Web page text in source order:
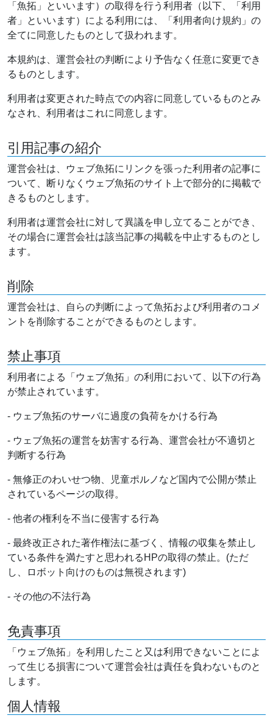
「魚拓」といいます）の取得を行う利用者（以下、「利用
者」といいます）による利用には、「利用者向け規約」の
全てに同意したものとして扱われます。
本規約は、運営会社の判断により予告なく任意に変更でき
るものとします。
利用者は変更された時点での内容に同意しているものとみ
なされ、利用者はこれに同意します。
引用記事の紹介
運営会社は、ウェブ魚拓にリンクを張った利用者の記事に
ついて、断りなくウェブ魚拓のサイト上で部分的に掲載で
きるものとします。
利用者は運営会社に対して異議を申し立てることができ、
その場合に運営会社は該当記事の掲載を中止するものとし
ます。
削除
運営会社は、自らの判断によって魚拓および利用者のコメ
ントを削除することができるものとします。
禁止事項
利用者による「ウェブ魚拓」の利用において、以下の行為
が禁止されています。
- ウェブ魚拓のサーバに過度の負荷をかける行為
- ウェブ魚拓の運営を妨害する行為、運営会社が不適切と
判断する行為
- 無修正のわいせつ物、児童ポルノなど国内で公開が禁止
されているページの取得。
- 他者の権利を不当に侵害する行為
- 最終改正された著作権法に基づく、情報の収集を禁止し
ている条件を満たすと思われるHPの取得の禁止。(ただ
し、ロボット向けのものは無視されます)
- その他の不法行為
免責事項
「ウェブ魚拓」を利用したこと又は利用できないことによ
って生じる損害について運営会社は責任を負わないものと
します。
個人情報